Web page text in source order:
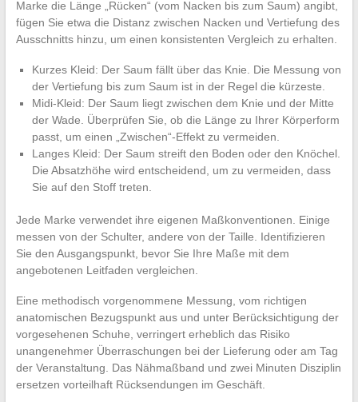
Marke die Länge „Rücken“ (vom Nacken bis zum Saum) angibt,
fügen Sie etwa die Distanz zwischen Nacken und Vertiefung des
Ausschnitts hinzu, um einen konsistenten Vergleich zu erhalten.
Kurzes Kleid: Der Saum fällt über das Knie. Die Messung von
der Vertiefung bis zum Saum ist in der Regel die kürzeste.
Midi-Kleid: Der Saum liegt zwischen dem Knie und der Mitte
der Wade. Überprüfen Sie, ob die Länge zu Ihrer Körperform
passt, um einen „Zwischen“-Effekt zu vermeiden.
Langes Kleid: Der Saum streift den Boden oder den Knöchel.
Die Absatzhöhe wird entscheidend, um zu vermeiden, dass
Sie auf den Stoff treten.
Jede Marke verwendet ihre eigenen Maßkonventionen. Einige
messen von der Schulter, andere von der Taille. Identifizieren
Sie den Ausgangspunkt, bevor Sie Ihre Maße mit dem
angebotenen Leitfaden vergleichen.
Eine methodisch vorgenommene Messung, vom richtigen
anatomischen Bezugspunkt aus und unter Berücksichtigung der
vorgesehenen Schuhe, verringert erheblich das Risiko
unangenehmer Überraschungen bei der Lieferung oder am Tag
der Veranstaltung. Das Nähmaßband und zwei Minuten Disziplin
ersetzen vorteilhaft Rücksendungen im Geschäft.